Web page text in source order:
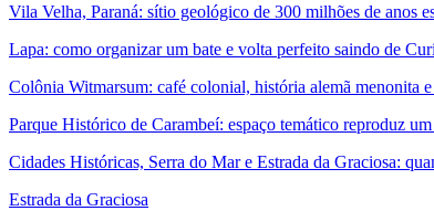
Vila Velha, Paraná: sítio geológico de 300 milhões de anos
Lapa: como organizar um bate e volta perfeito saindo de
Colônia Witmarsum: café colonial, história alemã menonita
Parque Histórico de Carambeí: espaço temático reproduz
Cidades Históricas, Serra do Mar e Estrada da Graciosa:
Estrada da Graciosa